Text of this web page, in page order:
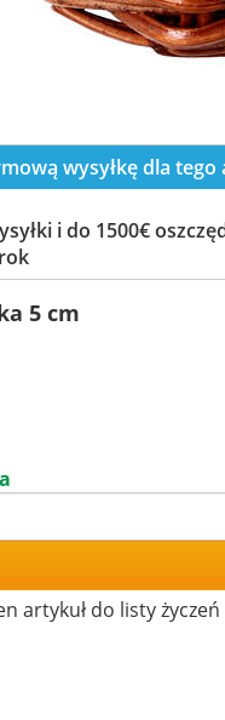
wysyłkę dla tego
i do 1500€
5 cm
artykuł do listy życzeń